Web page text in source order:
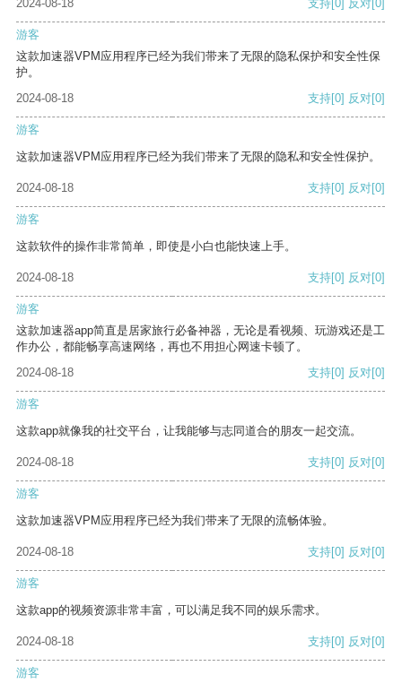
2024-08-18 支持[0] 反对[0]
游客
这款加速器VPM应用程序已经为我们带来了无限的隐私保护和安全性保
护。
2024-08-18
支持[0] 反对[0]
游客
这款加速器VPM应用程序已经为我们带来了无限的隐私和安全性保护。
2024-08-18 支持[0] 反对[0]
游客
这款软件的操作非常简单，即使是小白也能快速上手。
2024-08-18 支持[0] 反对[0]
游客
这款加速器app简直是居家旅行必备神器，无论是看视频、玩游戏还是工
作办公，都能畅享高速网络，再也不用担心网速卡顿了。
2024-08-18
支持[0] 反对[0]
游客
这款app就像我的社交平台，让我能够与志同道合的朋友一起交流。
2024-08-18 支持[0] 反对[0]
游客
这款加速器VPM应用程序已经为我们带来了无限的流畅体验。
2024-08-18 支持[0] 反对[0]
游客
这款app的视频资源非常丰富，可以满足我不同的娱乐需求。
2024-08-18 支持[0] 反对[0]
游客